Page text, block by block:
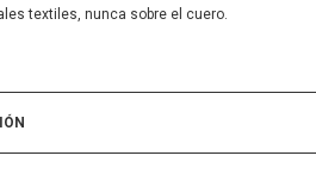
textiles, nunca sobre el cuero.